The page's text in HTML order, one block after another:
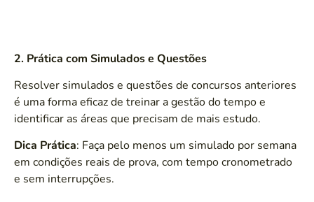
2. Prática com Simulados e Questões
Resolver simulados e questões de concursos anteriores
é uma forma eficaz de treinar a gestão do tempo e
identificar as áreas que precisam de mais estudo.
Dica Prática: Faça pelo menos um simulado por semana
em condições reais de prova, com tempo cronometrado
e sem interrupções.